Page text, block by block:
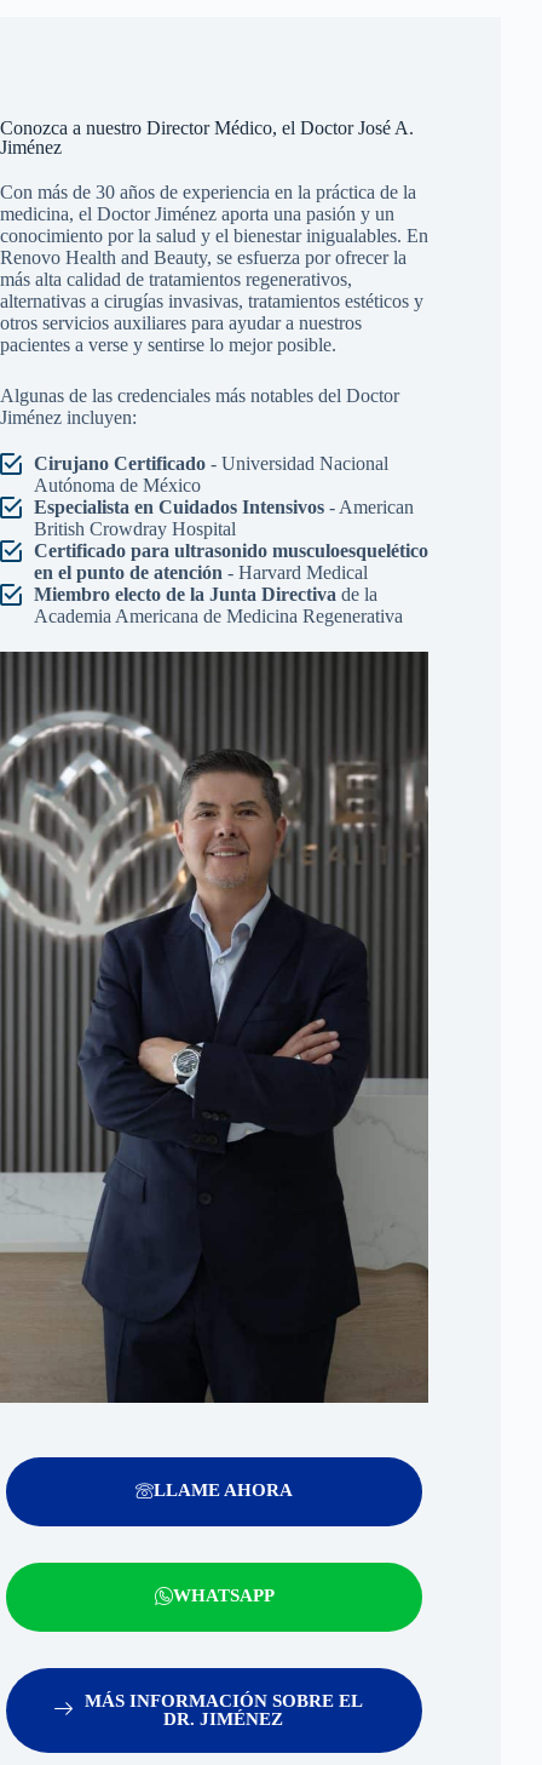
Conozca a nuestro Director Médico, el Doctor José A.
Jiménez
Con más de 30 años de experiencia en la práctica de la
medicina, el Doctor Jiménez aporta una pasión y un
conocimiento por la salud y el bienestar inigualables. En
Renovo Health and Beauty, se esfuerza por ofrecer la
más alta calidad de tratamientos regenerativos,
alternativas a cirugías invasivas, tratamientos estéticos y
otros servicios auxiliares para ayudar a nuestros
pacientes a verse y sentirse lo mejor posible.
Algunas de las credenciales más notables del Doctor
Jiménez incluyen:
Cirujano Certificado- Universidad Nacional
Autónoma de México
Especialista en Cuidados Intensivos- American
British Crowdray Hospital
Certificado para ultrasonido musculoesquelético
en el punto de atención - Harvard Medical
Miembro electo de la Junta Directiva de la
Academia Americana de Medicina Regenerativa
LLAME AHORA
WHATSAPP
MÁS INFORMACIÓN SOBRE EL
DR. JIMÉNEZ